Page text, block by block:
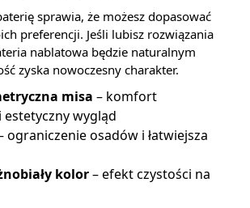
sprawia, że możesz dopasować
preferencji. Jeśli lubisz rozwiązania
nablatowa będzie naturalnym
zyska nowoczesny charakter.
misa – komfort
wygląd
ograniczenie osadów i łatwiejsza
kolor– efekt czystości na